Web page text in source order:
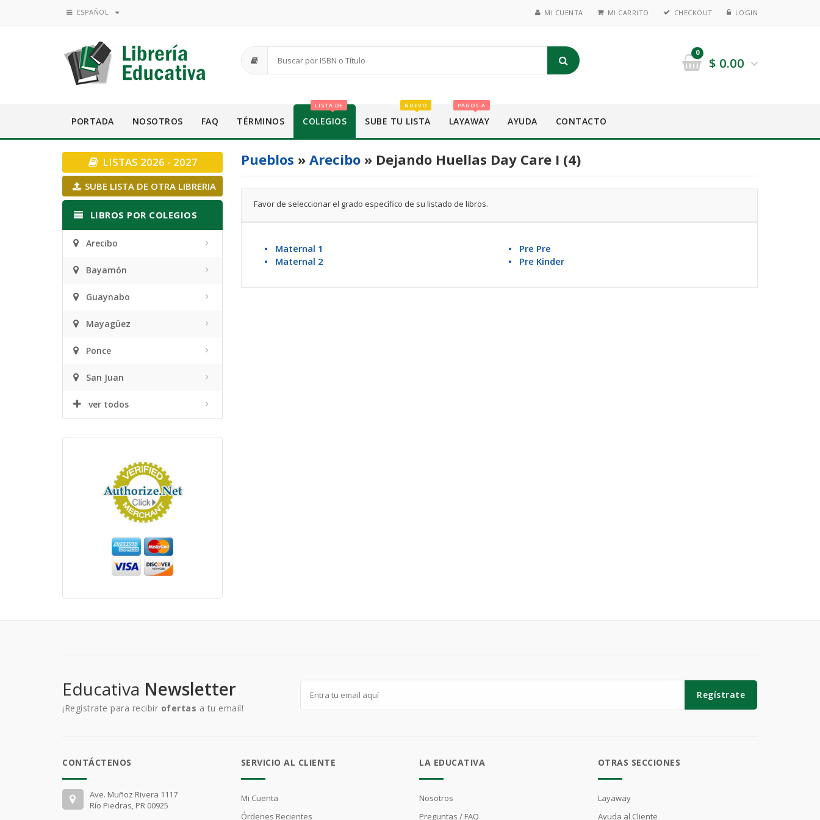
MI CUENTA MI CARRITO CHECKOUT LOGIN
ESPAÑOL
0
$ 0.00
PORTADA NOSOTROS FAQ TÉRMINOS COLEGIOS
LISTA DE
SUBE TU LISTA
NUEVO
LAYAWAY
PAGOS A
AYUDA CONTACTO
LISTAS 2026 - 2027
SUBE LISTA DE OTRA LIBRERIA
LIBROS POR COLEGIOS
Arecibo
Bayamón
Guaynabo
Mayagüez
Ponce
San Juan
ver todos
Pueblos » Arecibo» Dejando Huellas Day Care I (4)
Favor de seleccionar el grado específico de su listado de libros.
• Maternal 1
• Maternal 2
• Pre Pre
• Pre Kinder
Educativa Newsletter
¡Regístrate para recibir ofertas a tu email!
Regístrate
CONTÁCTENOS
Ave. Muñoz Rivera 1117
Río Piedras, PR 00925
SERVICIO AL CLIENTE
Mi Cuenta
Órdenes Recientes
LA EDUCATIVA
Nosotros
Preguntas / FAQ
OTRAS SECCIONES
Layaway
Ayuda al Cliente